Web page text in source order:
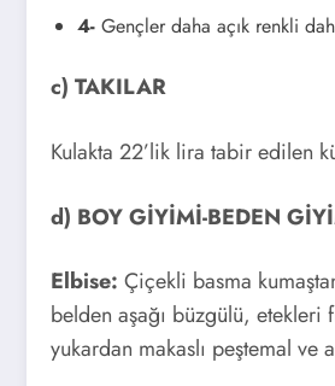
4- Gençler daha açık renkli
c) TAKILAR
Kulakta 22’lik lira tabir edilen
d) BOY GİYİMİ-BEDEN
Elbise: Çiçekli basma
belden aşağı büzgülü, etekleri
yukardan makaslı peştemal ve